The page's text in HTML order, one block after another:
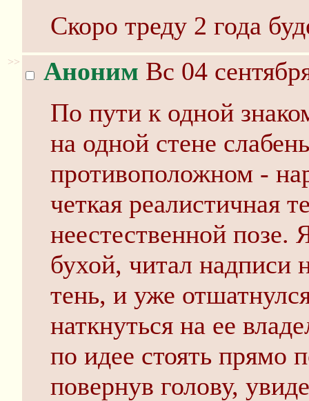
Скоро треду 2 года
>> Аноним Вс 04
По пути к одной
на одной стене
противоположном -
четкая реалистичная
неестественной позе.
бухой, читал надписи
тень, и уже
наткнуться на ее
по идее стоять прямо
повернув голову,